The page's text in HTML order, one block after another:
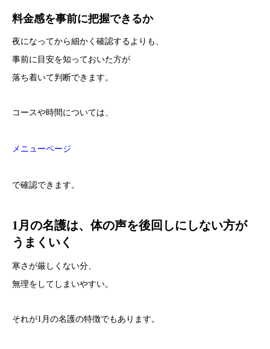
料金感を事前に把握できるか
夜になってから細かく確認するよりも、
事前に目安を知っておいた方が
落ち着いて判断できます。
コースや時間については、
メニューページ
で確認できます。
1月の名護は、体の声を後回しにしない方が
うまくいく
寒さが厳しくない分、
無理をしてしまいやすい。
それが1月の名護の特徴でもあります。